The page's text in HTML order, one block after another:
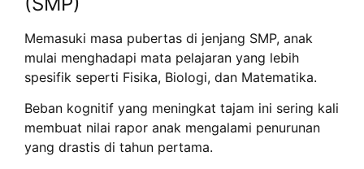
Memasuki masa pubertas di jenjang SMP, anak
mulai menghadapi mata pelajaran yang lebih
spesifik seperti Fisika, Biologi, dan Matematika.
Beban kognitif yang meningkat tajam ini sering kali
membuat nilai rapor anak mengalami penurunan
yang drastis di tahun pertama.